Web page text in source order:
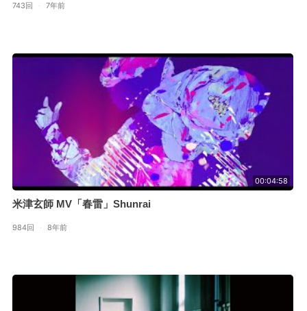
743回 · 7年前
00:04:58
米津玄師 MV「春雷」Shunrai
984回 · 8年前